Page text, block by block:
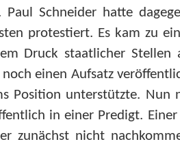
Paul Schneider hatte
protestiert. Es kam zu
Druck staatlicher Stellen
einen Aufsatz
Position unterstützte. Nun
in einer Predigt.
zunächst nicht